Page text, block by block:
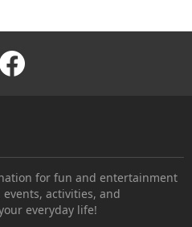
facebook
for fun and entertainment
activities, and
everyday life!